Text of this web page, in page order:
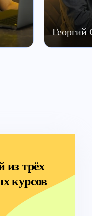
Георгий
из трёх
курсов